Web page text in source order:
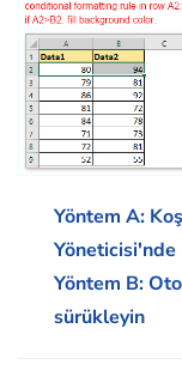
Yöntem A:
Yöntem B:
sürükleyin